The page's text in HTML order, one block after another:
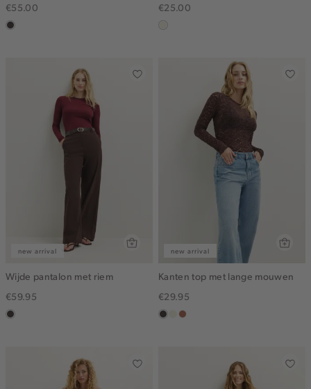
€55.00
choco
€25.00
new arrival
Wijde pantalon met riem
€59.95
choco
new arrival
Kanten top met lange mouwen
€29.95
choco
ecruterracotta